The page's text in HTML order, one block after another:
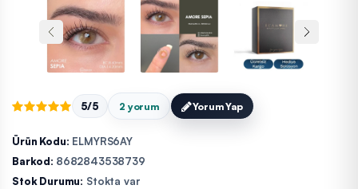
5/5 2 yorum Yorum Yap
Ürün Kodu: ELMYRS6AY
Barkod: 8682843538739
Stok Durumu: Stokta var